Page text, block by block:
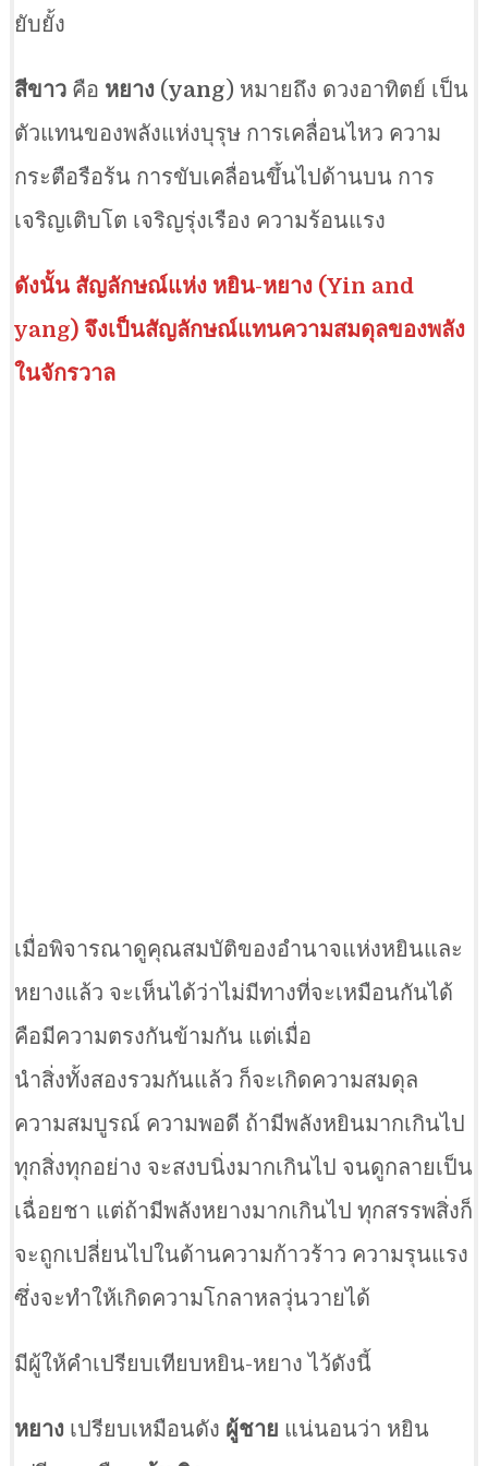
ยับยั้ง
สีขาว คือ หยาง (yang) หมายถึง ดวงอาทิตย์ เป็น
ตัวแทนของพลังแห่งบุรุษ การเคลื่อนไหว ความ
กระตือรือร้น การขับเคลื่อนขึ้นไปด้านบน การ
เจริญเติบโต เจริญรุ่งเรือง ความร้อนแรง
ดังนั้น สัญลักษณ์แห่ง หยิน-หยาง (Yin and
yang) จึงเป็นสัญลักษณ์แทนความสมดุลของพลัง
ในจักรวาล
เมื่อพิจารณาดูคุณสมบัติของอำนาจแห่งหยินและ
หยางแล้ว จะเห็นได้ว่าไม่มีทางที่จะเหมือนกันได้
คือมีความตรงกันข้ามกัน แต่เมื่อ
นำสิ่งทั้งสองรวมกันแล้ว ก็จะเกิดความสมดุล
ความสมบูรณ์ ความพอดี ถ้ามีพลังหยินมากเกินไป
ทุกสิ่งทุกอย่าง จะสงบนิ่งมากเกินไป จนดูกลายเป็น
เฉื่อยชา แต่ถ้ามีพลังหยางมากเกินไป ทุกสรรพสิ่งก็
จะถูกเปลี่ยนไปในด้านความก้าวร้าว ความรุนแรง
ซึ่งจะทำให้เกิดความโกลาหลวุ่นวายได้
มีผู้ให้คำเปรียบเทียบหยิน-หยาง ไว้ดังนี้
หยาง เปรียบเหมือนดัง ผู้ชาย แน่นอนว่า หยิน